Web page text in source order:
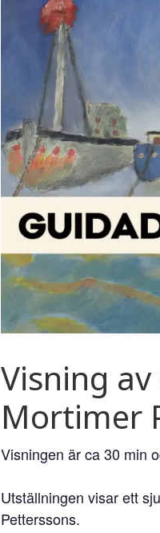
Visning
Mortimer
Visningen är ca 30 min
Utställningen visar ett
Petterssons.